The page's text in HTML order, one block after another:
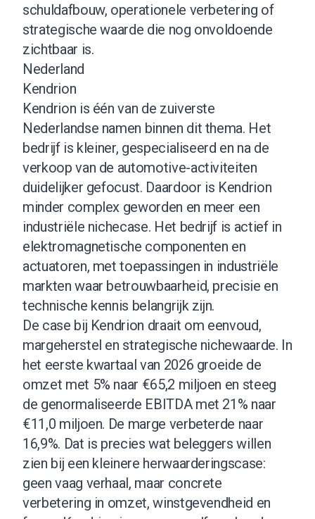
schuldafbouw, operationele verbetering of
strategische waarde die nog onvoldoende
zichtbaar is.
Nederland
Kendrion
Kendrion is één van de zuiverste
Nederlandse namen binnen dit thema. Het
bedrijf is kleiner, gespecialiseerd en na de
verkoop van de automotive-activiteiten
duidelijker gefocust. Daardoor is Kendrion
minder complex geworden en meer een
industriële nichecase. Het bedrijf is actief in
elektromagnetische componenten en
actuatoren, met toepassingen in industriële
markten waar betrouwbaarheid, precisie en
technische kennis belangrijk zijn.
De case bij Kendrion draait om eenvoud,
margeherstel en strategische nichewaarde. In
het eerste kwartaal van 2026 groeide de
omzet met 5% naar €65,2 miljoen en steeg
de genormaliseerde EBITDA met 21% naar
€11,0 miljoen. De marge verbeterde naar
16,9%. Dat is precies wat beleggers willen
zien bij een kleinere herwaarderingscase:
geen vaag verhaal, maar concrete
verbetering in omzet, winstgevendheid en